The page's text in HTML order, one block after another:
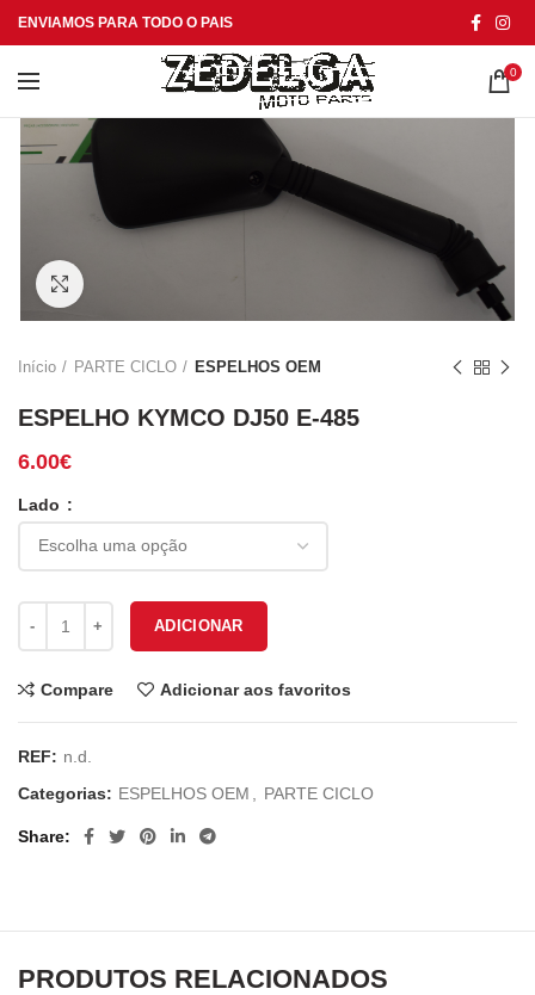
ENVIAMOS PARA TODO O PAIS
0
Início PARTE CICLO ESPELHOS OEM
ESPELHO KYMCO DJ50 E-485
6.00€
Lado
Quantidade de ESPELHO KYMCO DJ50 E-485
ADICIONAR
Compare Adicionar aos favoritos
REF: n.d.
Categorias: ESPELHOS OEM PARTE CICLO
Share
PRODUTOS RELACIONADOS